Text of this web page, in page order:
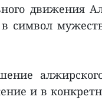
символ
и в